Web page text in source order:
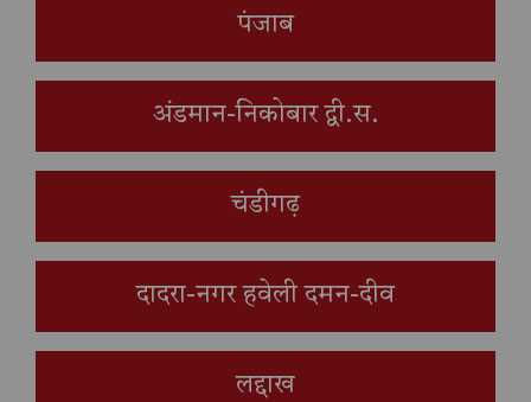
पंजाब
अंडमान-निकोबार द्वी.स.
चंडीगढ़
दादरा-नगर हवेली दमन-दीव
लद्दाख